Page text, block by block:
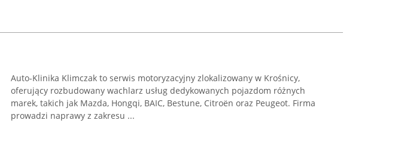
Auto-Klinika Klimczak to serwis motoryzacyjny zlokalizowany w Krośnicy,
oferujący rozbudowany wachlarz usług dedykowanych pojazdom różnych
marek, takich jak Mazda, Hongqi, BAIC, Bestune, Citroën oraz Peugeot. Firma
prowadzi naprawy z zakresu ...